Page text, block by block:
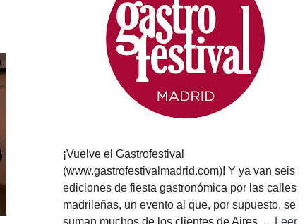
¡Vuelve el Gastrofestival
(www.gastrofestivalmadrid.com)! Y ya van seis
ediciones de fiesta gastronómica por las calles
madrileñas, un evento al que, por supuesto, se
suman muchos de los clientes de Aires … Leer